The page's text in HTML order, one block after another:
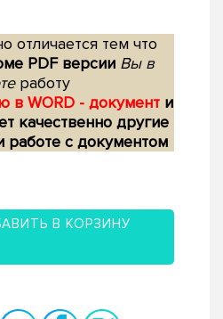
отличается тем что
PDF версии Вы в
работу
в WORD - документ и
качественно другие
работе с документом
В КОРЗИНУ